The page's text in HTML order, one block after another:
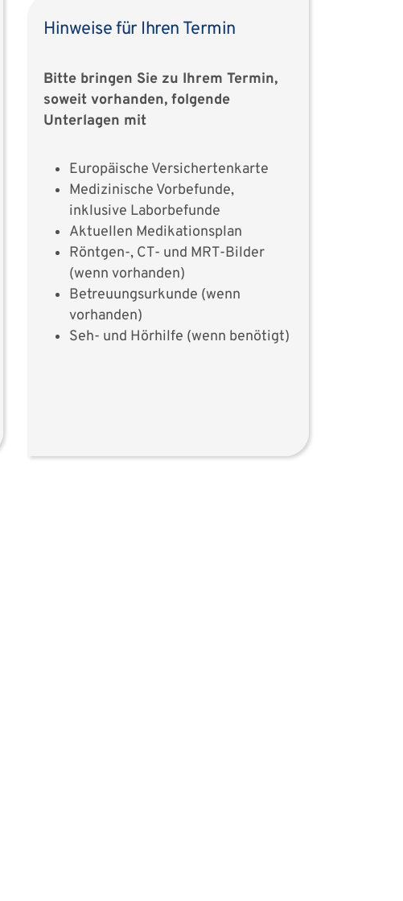
Hinweise für Ihren Termin
Bitte bringen Sie zu Ihrem Termin,
soweit vorhanden, folgende
Unterlagen mit
Europäische Versichertenkarte
Medizinische Vorbefunde,
inklusive Laborbefunde
Aktuellen Medikationsplan
Röntgen-, CT- und MRT-Bilder
(wenn vorhanden)
Betreuungsurkunde (wenn
vorhanden)
Seh- und Hörhilfe (wenn benötigt)